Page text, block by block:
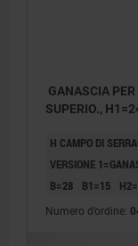
GANASCIA
SUPERIO.,
H CAMPO DI
VERSIONE
B=28
B1=15
Numero d’ordine: